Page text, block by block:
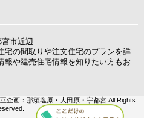
市近辺
宅の間取りや注文住宅のプランを詳
報や建売住宅情報を知りたい方もお
企画：那須塩原・大田原・宇都宮 All Rights